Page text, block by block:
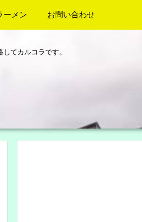
てカルコラです。
ーメン お問い合わせ